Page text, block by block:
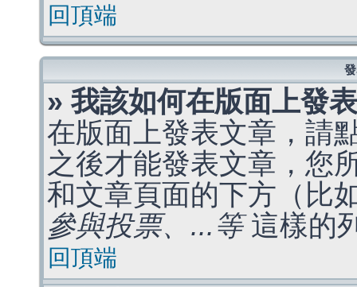
回頂端
» 我該如何在版面上發
在版面上發表文章，請
之後才能發表文章，您
和文章頁面的下方（比
參與投票、...等這樣的
回頂端